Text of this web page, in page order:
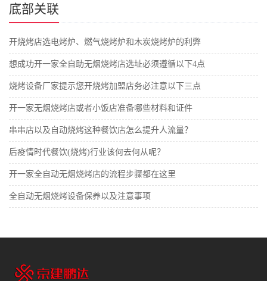
底部关联
开烧烤店选电烤炉、燃气烧烤炉和木炭烧烤炉的利弊
想成功开一家全自助无烟烧烤店选址必须遵循以下4点
烧烤设备厂家提示您开烧烤加盟店务必注意以下三点
开一家无烟烧烤店或者小饭店准备哪些材料和证件
串串店以及自动烧烤这种餐饮店怎么提升人流量？
后疫情时代餐饮(烧烤)行业该何去何从呢？
开一家全自动无烟烧烤店的流程步骤都在这里
全自动无烟烧烤设备保养以及注意事项